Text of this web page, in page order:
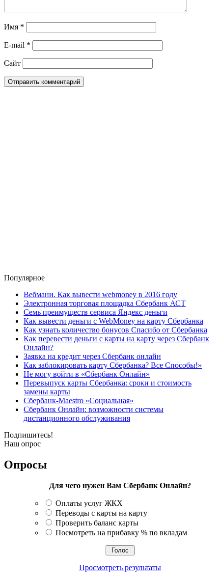
Имя *
E-mail *
Сайт
Популярное
Вебмани. Как вывести webmoney в 2016 году
Электронная торговая площадка Сбербанк АСТ
Семь преимуществ сервиса Яндекс деньги
Как вывести деньги с WebMoney на карту Сбербанка
Как узнать количество бонусов Спасибо от Сбербанка
Как перевести деньги с карты на карту через Сбербанк
Онлайн?
Заявка на кредит через Сбербанк онлайн
Как заблокировать карту Сбербанка? Все Способы!»
Не могу войти в «Сбербанк Онлайн»
Перевыпуск карты Сбербанка: сроки и стоимость
замены карты
Сбербанк-Maestro «Социальная»
Сбербанк Онлайн: возможности системы
дистанционного обслуживания
Подпишитесь!
Наш опрос
Опросы
Для чего нужен Вам Сбербанк Онлайн?
Оплаты услуг ЖКХ
Переводы с карты на карту
Проверить баланс карты
Посмотреть на прибавку % по вкладам
Просмотреть результаты